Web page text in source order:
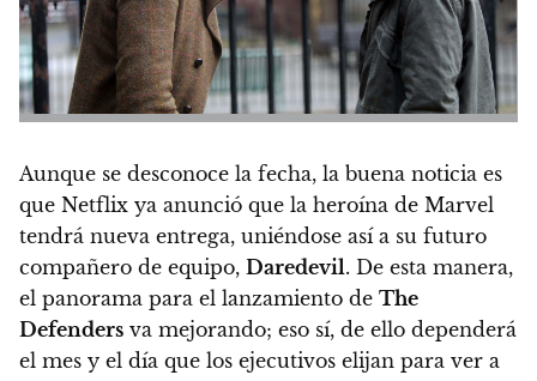
Aunque se desconoce la fecha, la buena noticia es
que Netflix ya anunció que la heroína de Marvel
tendrá nueva entrega, uniéndose así a su futuro
compañero de equipo, Daredevil. De esta manera,
el panorama para el lanzamiento de The
Defenders va mejorando; eso sí, de ello dependerá
el mes y el día que los ejecutivos elijan para ver a